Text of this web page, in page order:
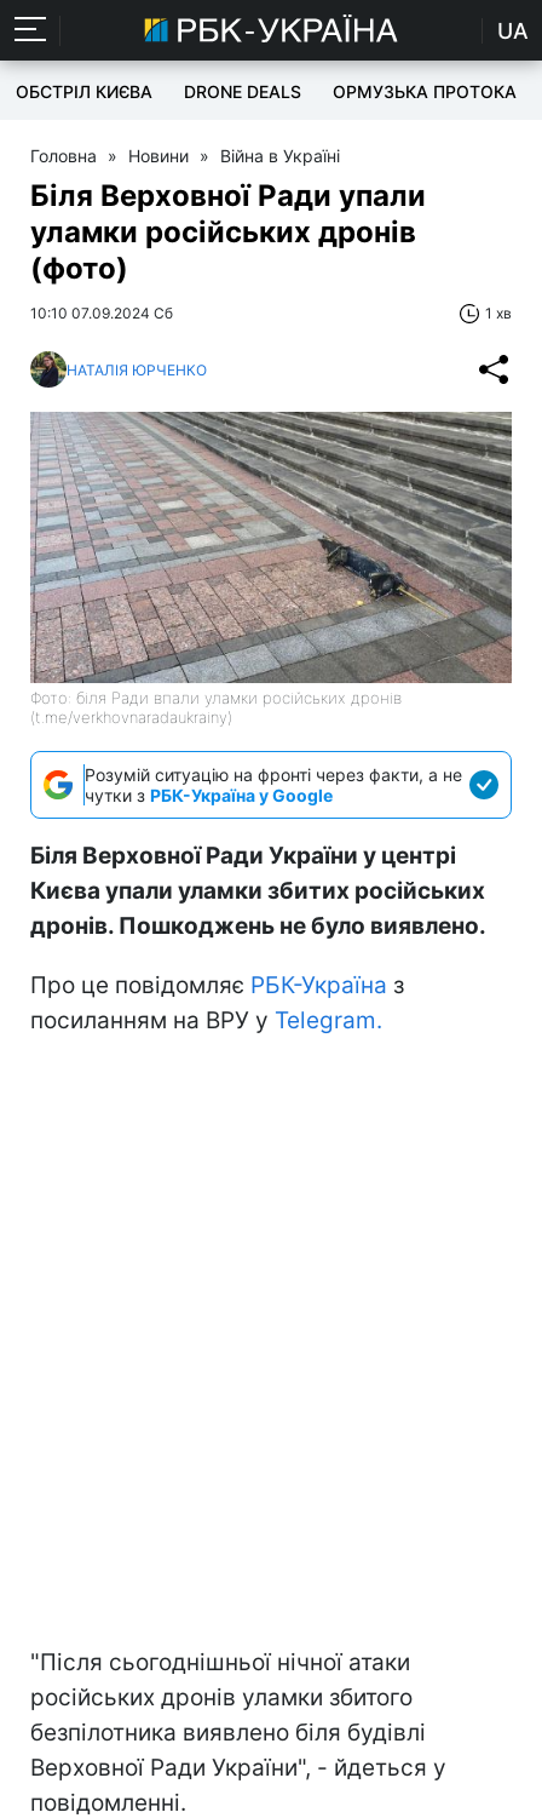
UA
ОБСТРІЛ КИЄВА DRONE DEALS ОРМУЗЬКА ПРОТОКА
Головна » Новини » Війна в Україні
Біля Верховної Ради упали
уламки російських дронів
(фото)
10:10 07.09.2024 Сб 1 хв
НАТАЛІЯ ЮРЧЕНКО
Фото: біля Ради впали уламки російських дронів
(t.me/verkhovnaradaukrainy)
Розумій ситуацію на фронті через факти, а не
чутки з РБК-Україна у Google
Біля Верховної Ради України у центрі
Києва упали уламки збитих російських
дронів. Пошкоджень не було виявлено.
Про це повідомляє РБК-Україна з
посиланням на ВРУ у Telegram.
"Після сьогоднішньої нічної атаки
російських дронів уламки збитого
безпілотника виявлено біля будівлі
Верховної Ради України", - йдеться у
повідомленні.